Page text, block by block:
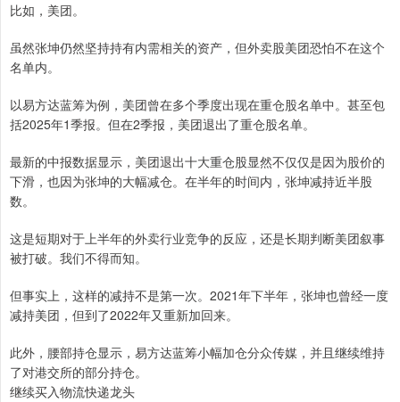
比如，美团。
虽然张坤仍然坚持持有内需相关的资产，但外卖股美团恐怕不在这个
名单内。
以易方达蓝筹为例，美团曾在多个季度出现在重仓股名单中。甚至包
括2025年1季报。但在2季报，美团退出了重仓股名单。
最新的中报数据显示，美团退出十大重仓股显然不仅仅是因为股价的
下滑，也因为张坤的大幅减仓。在半年的时间内，张坤减持近半股
数。
这是短期对于上半年的外卖行业竞争的反应，还是长期判断美团叙事
被打破。我们不得而知。
但事实上，这样的减持不是第一次。2021年下半年，张坤也曾经一度
减持美团，但到了2022年又重新加回来。
此外，腰部持仓显示，易方达蓝筹小幅加仓分众传媒，并且继续维持
了对港交所的部分持仓。
继续买入物流快递龙头